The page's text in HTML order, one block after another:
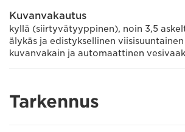
Kuvanvakautus
kyllä (siirtyvätyyppinen), noin 3,5
älykäs ja edistyksellinen
kuvanvakain ja automaattinen
Tarkennus